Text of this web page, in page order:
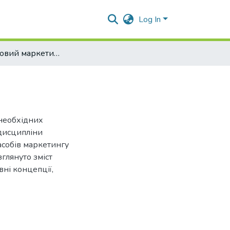
Log In
Антикризовий маркетинг [текст]: навч.посіб.
маркетингу
зміст
концепції,